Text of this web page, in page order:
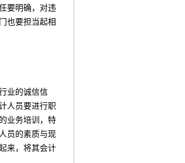
要明确，对违
也要担当起相
业的诚信信
人员要进行职
业务培训，特
员的素质与现
来，将其会计